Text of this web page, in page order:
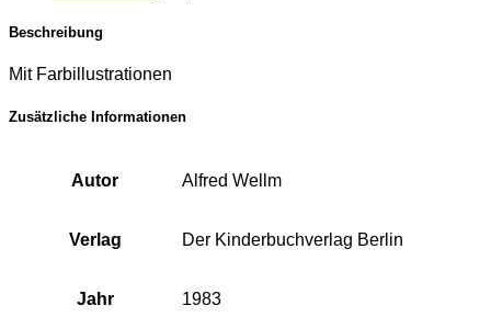
Beschreibung
Mit Farbillustrationen
Zusätzliche Informationen
Autor Alfred Wellm
Verlag Der Kinderbuchverlag Berlin
Jahr 1983